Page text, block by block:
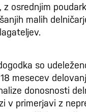
z osrednjim
malih
so
mesecev
donosnosti
v primerjavi z